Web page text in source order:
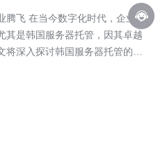
代，企业
其是韩国服务器托管，因其卓越
深入探讨韩国服务器托管的优